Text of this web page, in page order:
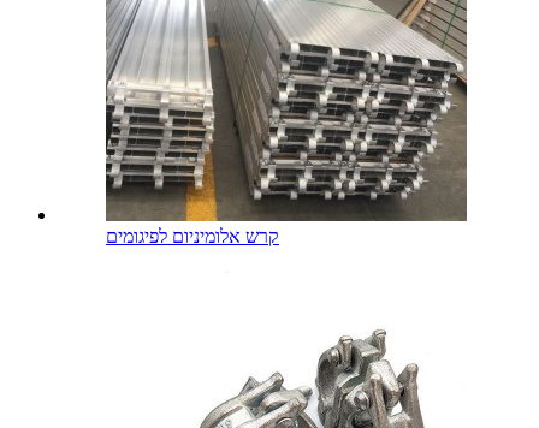
קרש אלומיניום לפיגומים